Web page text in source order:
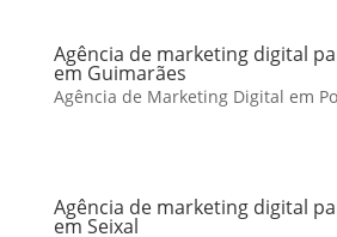
Agência de marketing digital
em Guimarães
Agência de Marketing Digital em
Agência de marketing digital
em Seixal